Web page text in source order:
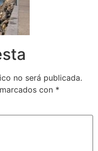
no será publicada.
con *